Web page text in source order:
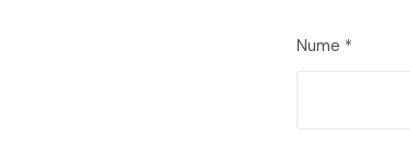
Nume *